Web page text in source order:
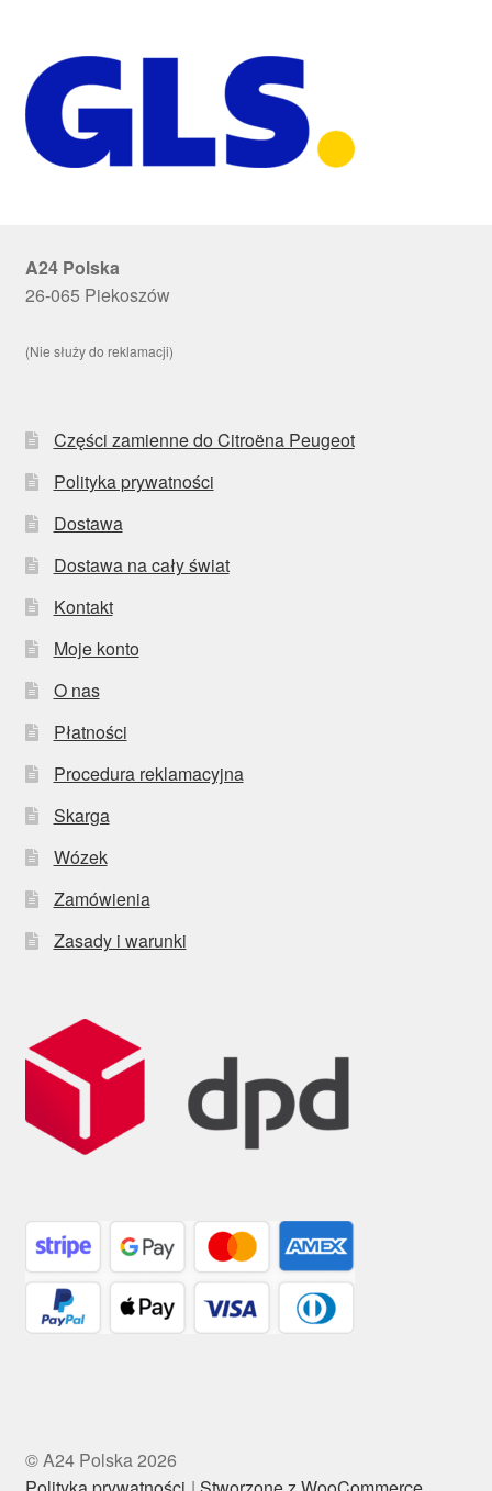
A24 Polska
26-065 Piekoszów
(Nie służy do reklamacji)
Części zamienne do Citroëna Peugeot
Polityka prywatności
Dostawa
Dostawa na cały świat
Kontakt
Moje konto
O nas
Płatności
Procedura reklamacyjna
Skarga
Wózek
Zamówienia
Zasady i warunki
© A24 Polska 2026